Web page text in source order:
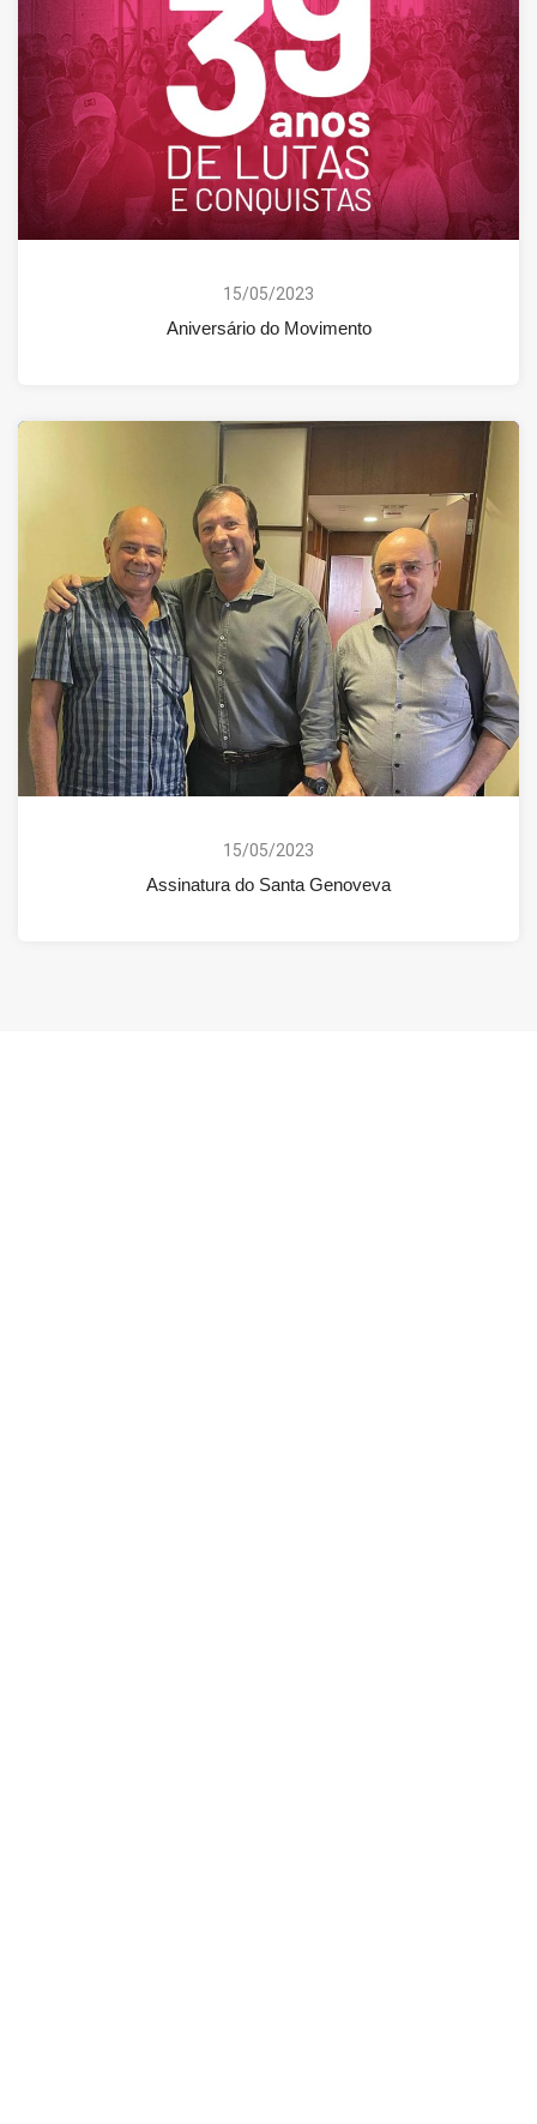
15/05/2023
Aniversário do Movimento
15/05/2023
Assinatura do Santa Genoveva